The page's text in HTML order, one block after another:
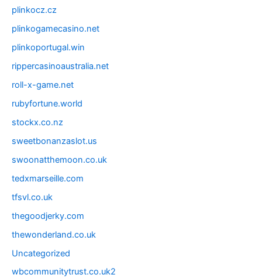
plinkocz.cz
plinkogamecasino.net
plinkoportugal.win
rippercasinoaustralia.net
roll-x-game.net
rubyfortune.world
stockx.co.nz
sweetbonanzaslot.us
swoonatthemoon.co.uk
tedxmarseille.com
tfsvl.co.uk
thegoodjerky.com
thewonderland.co.uk
Uncategorized
wbcommunitytrust.co.uk2